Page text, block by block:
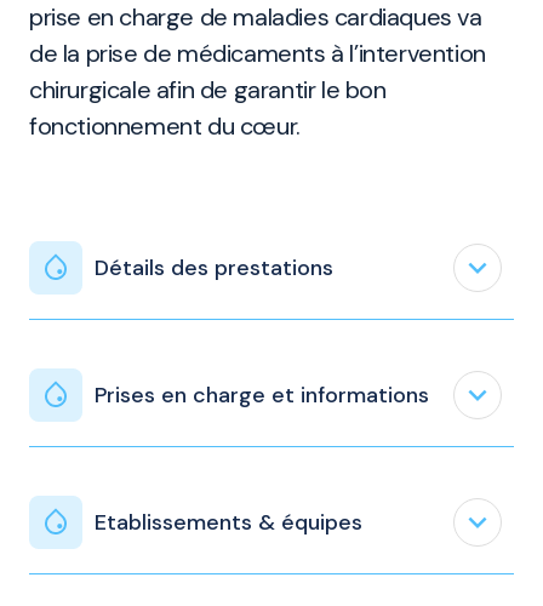
prise en charge de maladies cardiaques va
de la prise de médicaments à l’intervention
chirurgicale afin de garantir le bon
fonctionnement du cœur.
Détails des prestations expand_less
Prises en charge et informations expand_less
Etablissements & équipes expand_less